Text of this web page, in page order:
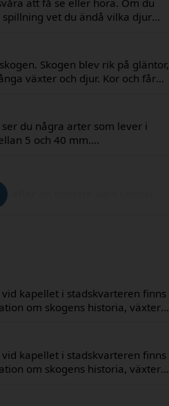
att få se eller höra. Om du
vet du ändå vilka djur
Skogen blev rik på gläntor,
växter och djur. Kor och får
skogsfår. Har du tur hittar du
du några arter som lever i
5 och 40 mm.
efter att tidigare varit utrotat.
kapellet i stadskvarteren finns
om skogens historia, växter
genom att följa
kapellet i stadskvarteren finns
om skogens historia, växter
genom att följa